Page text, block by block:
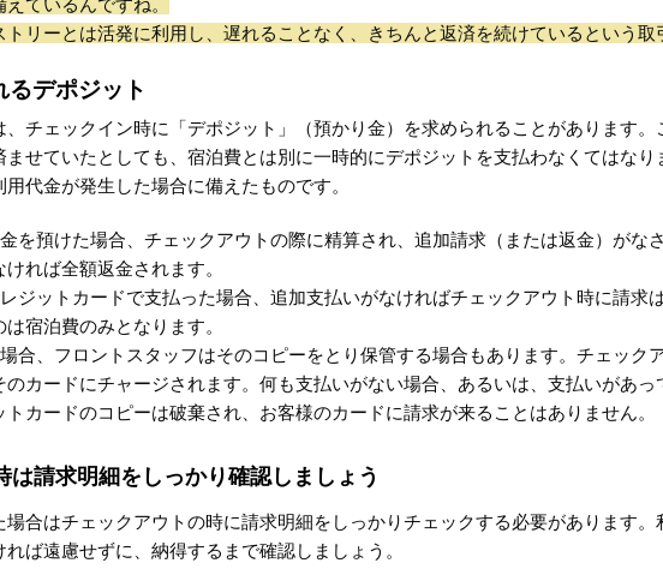
ているんですね。
リーとは活発に利用し、遅れることなく、きちんと返済を続けているという取
るデポジット
、チェックイン時に「デポジット」（預かり金）を求められることがあります。
せていたとしても、宿泊費とは別に一時的にデポジットを支払わなくてはなり
代金が発生した場合に備えたものです。
を預けた場合、チェックアウトの際に精算され、追加請求（または返金）がな
れば全額返金されます。
ジットカードで支払った場合、追加支払いがなければチェックアウト時に請求
宿泊費のみとなります。
合、フロントスタッフはそのコピーをとり保管する場合もあります。チェック
カードにチャージされます。何も支払いがない場合、あるいは、支払いがあっ
カードのコピーは破棄され、お客様のカードに請求が来ることはありません。
は請求明細をしっかり確認しましょう
合はチェックアウトの時に請求明細をしっかりチェックする必要があります。
ば遠慮せずに、納得するまで確認しましょう。